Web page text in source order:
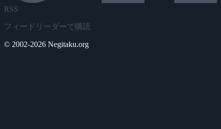
RSS
フィードリーダーで購読
© 2002-2026 Negitaku.org